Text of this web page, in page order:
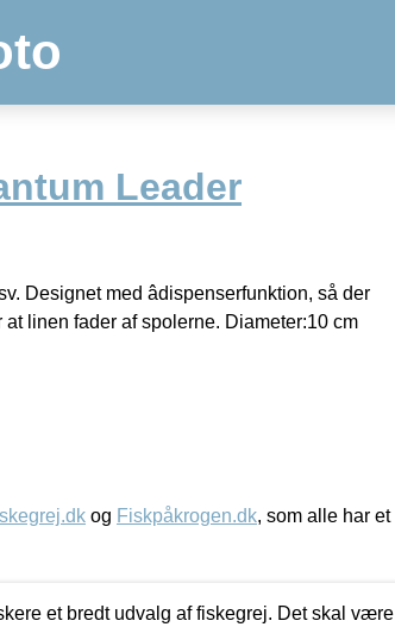
Leader
Designet med âdispenserfunktion, så der
linen fader af spolerne. Diameter:10 cm
og Fiskpåkrogen.dk, som alle har et
et bredt udvalg af fiskegrej. Det skal være